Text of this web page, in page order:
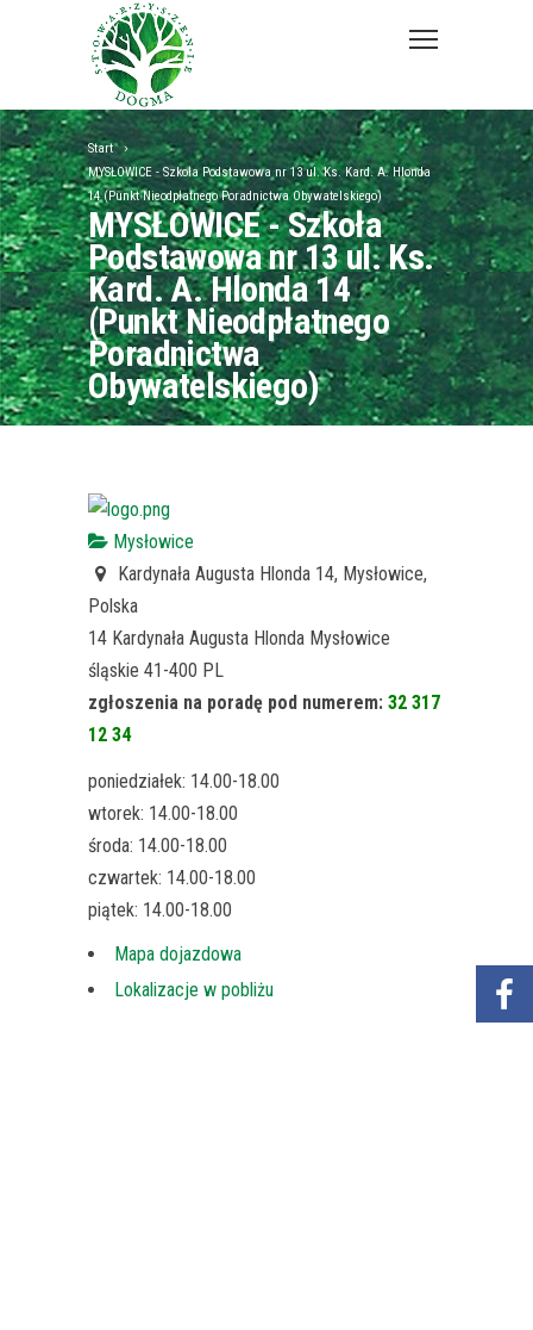
Start
MYSŁOWICE - Szkoła Podstawowa nr 13 ul. Ks. Kard. A. Hlonda
14 (Punkt Nieodpłatnego Poradnictwa Obywatelskiego)
MYSŁOWICE - Szkoła
Podstawowa nr 13 ul. Ks.
Kard. A. Hlonda 14
(Punkt Nieodpłatnego
Poradnictwa
Obywatelskiego)
Mysłowice
Kardynała Augusta Hlonda 14, Mysłowice,
Polska
14 Kardynała Augusta Hlonda Mysłowice
śląskie 41-400 PL
zgłoszenia na poradę pod numerem: 32 317
12 34
poniedziałek: 14.00-18.00
wtorek: 14.00-18.00
środa: 14.00-18.00
czwartek: 14.00-18.00
piątek: 14.00-18.00
Mapa dojazdowa
Lokalizacje w pobliżu